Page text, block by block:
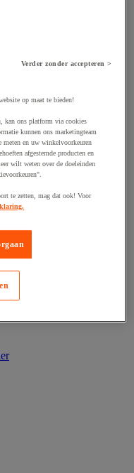
kist
Verder zonder accepteren >
op maat te bieden!
kan ons platform via cookies
kunnen ons marketingteam
meten en uw winkelvoorkeuren
afgestemde producten en
wilt weten over de doeleinden
te zetten, mag dat ook! Voor